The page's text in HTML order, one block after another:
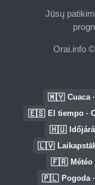
Jūsų
Orai.info
🇲🇾 Cuaca
🇪🇸 El tiempo ·
🇭🇺
🇱🇻
🇫🇷 Météo
🇵🇱 Pogoda